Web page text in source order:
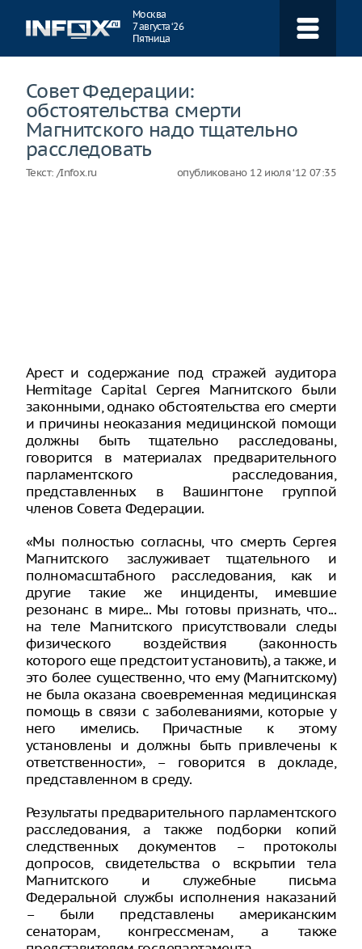
Москва
7 августа ‘26
Пятница
Совет Федерации:
обстоятельства смерти
Магнитского надо тщательно
расследовать
Текст: /Infox.ru опубликовано 12 июля ‘12 07:35
Арест и содержание под стражей аудитора
Hermitage Capital Сергея Магнитского были
законными, однако обстоятельства его смерти
и причины неоказания медицинской помощи
должны быть тщательно расследованы,
говорится в материалах предварительного
парламентского расследования,
представленных в Вашингтоне группой
членов Совета Федерации.
«Мы полностью согласны, что смерть Сергея
Магнитского заслуживает тщательного и
полномасштабного расследования, как и
другие такие же инциденты, имевшие
резонанс в мире... Мы готовы признать, что...
на теле Магнитского присутствовали следы
физического воздействия (законность
которого еще предстоит установить), а также, и
это более существенно, что ему (Магнитскому)
не была оказана своевременная медицинская
помощь в связи с заболеваниями, которые у
него имелись. Причастные к этому
установлены и должны быть привлечены к
ответственности», – говорится в докладе,
представленном в среду.
Результаты предварительного парламентского
расследования, а также подборки копий
следственных документов – протоколы
допросов, свидетельства о вскрытии тела
Магнитского и служебные письма
Федеральной службы исполнения наказаний
– были представлены американским
сенаторам, конгрессменам, а также